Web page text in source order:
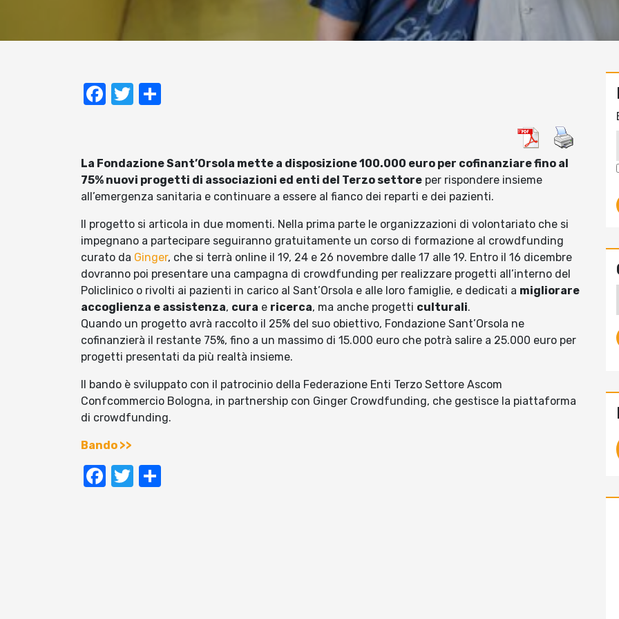
Facebook
Twitter
La Fondazione Sant’Orsola mette a disposizione 100.000 euro per cofinanziare fino al
75% nuovi progetti di associazioni ed enti del Terzo settore per rispondere insieme
all’emergenza sanitaria e continuare a essere al fianco dei reparti e dei pazienti.
Il progetto si articola in due momenti. Nella prima parte le organizzazioni di volontariato che si
impegnano a partecipare seguiranno gratuitamente un corso di formazione al crowdfunding
curato da Ginger, che si terrà online il 19, 24 e 26 novembre dalle 17 alle 19. Entro il 16 dicembre
dovranno poi presentare una campagna di crowdfunding per realizzare progetti all’interno del
Policlinico o rivolti ai pazienti in carico al Sant’Orsola e alle loro famiglie, e dedicati a migliorare
accoglienza e assistenza, cura e ricerca, ma anche progetti culturali.
Quando un progetto avrà raccolto il 25% del suo obiettivo, Fondazione Sant’Orsola ne
cofinanzierà il restante 75%, fino a un massimo di 15.000 euro che potrà salire a 25.000 euro per
progetti presentati da più realtà insieme.
Il bando è sviluppato con il patrocinio della Federazione Enti Terzo Settore Ascom
Confcommercio Bologna, in partnership con Ginger Crowdfunding, che gestisce la piattaforma
di crowdfunding.
Bando >>
Facebook
Twitter